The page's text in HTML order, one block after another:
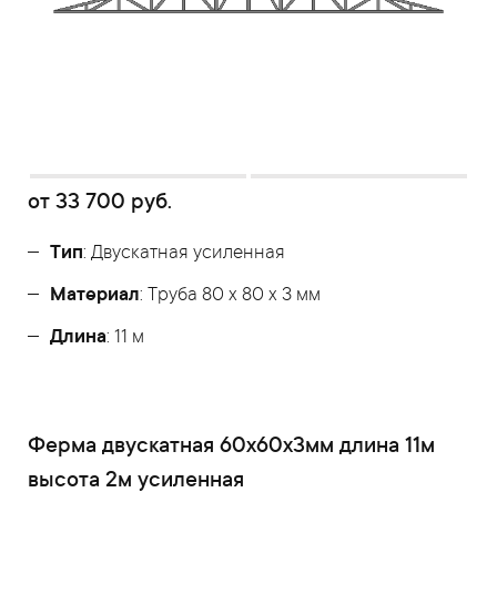
от 33 700 руб.
Тип: Двускатная усиленная
Материал: Труба 80 x 80 x 3 мм
Длина: 11 м
Ферма двускатная 60x60x3мм длина 11м
высота 2м усиленная